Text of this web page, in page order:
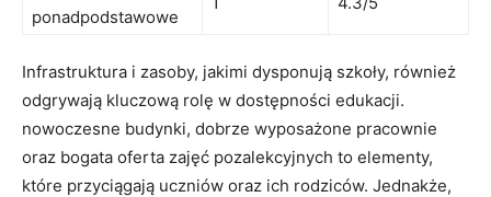
ponadpodstawowe
Infrastruktura i zasoby, jakimi dysponują szkoły, również
odgrywają kluczową rolę w dostępności edukacji.
nowoczesne budynki, dobrze wyposażone pracownie
oraz bogata oferta zajęć pozalekcyjnych to elementy,
które przyciągają uczniów oraz ich rodziców. Jednakże,